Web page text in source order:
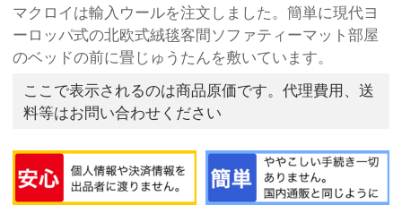
マクロイは輸入ウールを注文しました。簡単に現代ヨ
ーロッパ式の北欧式絨毯客間ソファティーマット部屋
のベッドの前に畳じゅうたんを敷いています。
ここで表示されるのは商品原価です。代理費用、送
料等はお問い合わせください